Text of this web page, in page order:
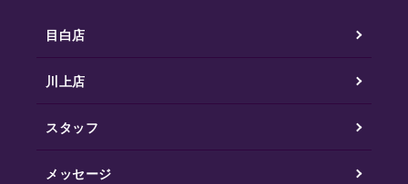
目白店
川上店
スタッフ
メッセージ